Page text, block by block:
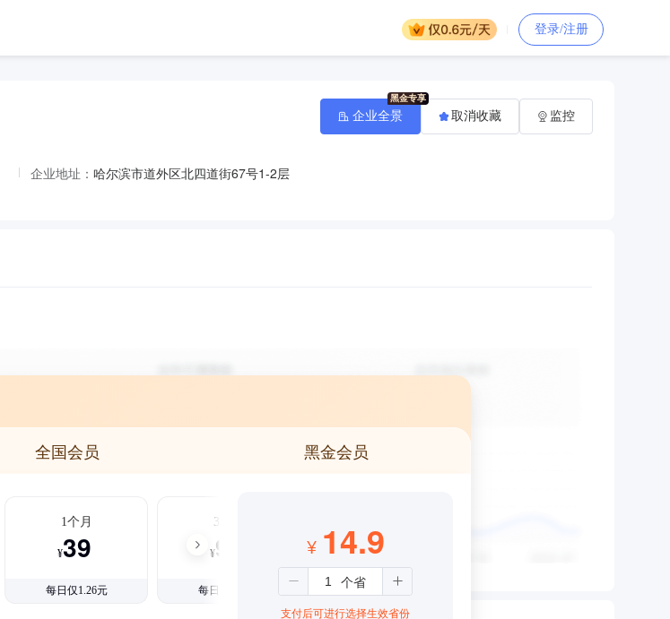
登录/注册
企业地址： 哈尔滨市道外区北四道街67号1-2层
企业全景 取消收藏 监控
全国会员 黑金会员
1个月
¥39
每日仅1.26元
3个月
¥99
每日仅1.08元
¥ 14.9
支付后可进行选择生效省份